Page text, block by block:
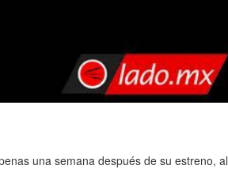
una semana después de su estreno, al